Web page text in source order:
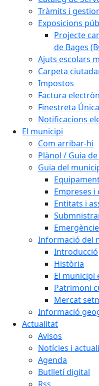
Tràmits i
Exposicions
Projecte
de Bages
Ajuts escolars
Carpeta
Impostos
Factura
Finestreta
Notificacions
El municipi
Com arribar-hi
Plànol / Guia
Guia del
Empreses i
Entitats i
Informació del
Introducció
Història
El municipi
Patrimoni
Mercat
Informació
Actualitat
Avisos
Notícies i
Agenda
Butlletí digital